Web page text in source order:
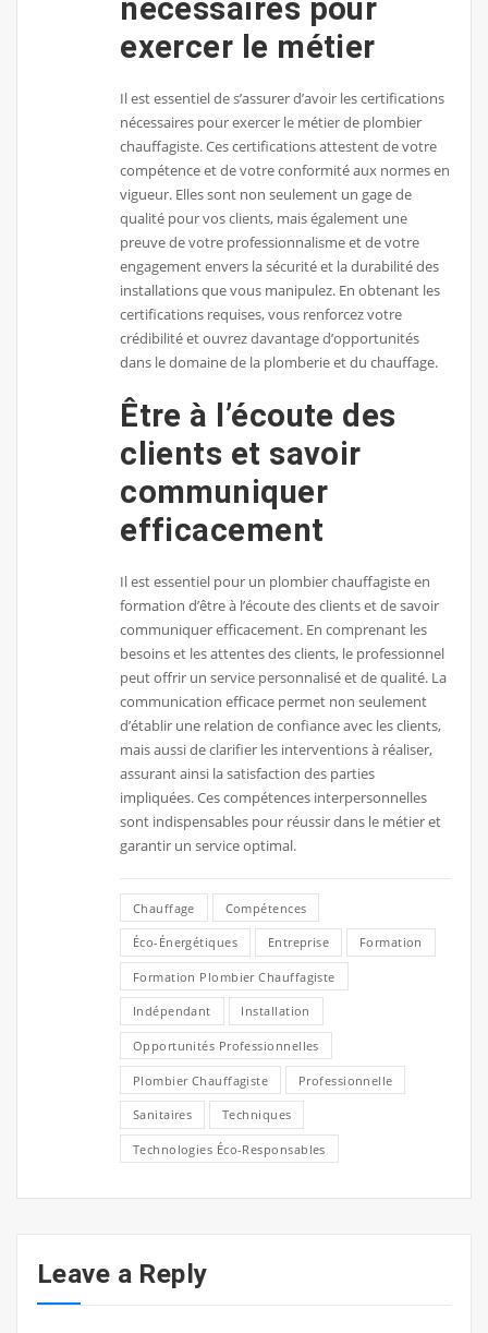
nécessaires pour
exercer le métier
Il est essentiel de s’assurer d’avoir les certifications
nécessaires pour exercer le métier de plombier
chauffagiste. Ces certifications attestent de votre
compétence et de votre conformité aux normes en
vigueur. Elles sont non seulement un gage de
qualité pour vos clients, mais également une
preuve de votre professionnalisme et de votre
engagement envers la sécurité et la durabilité des
installations que vous manipulez. En obtenant les
certifications requises, vous renforcez votre
crédibilité et ouvrez davantage d’opportunités
dans le domaine de la plomberie et du chauffage.
Être à l’écoute des
clients et savoir
communiquer
efficacement
Il est essentiel pour un plombier chauffagiste en
formation d’être à l’écoute des clients et de savoir
communiquer efficacement. En comprenant les
besoins et les attentes des clients, le professionnel
peut offrir un service personnalisé et de qualité. La
communication efficace permet non seulement
d’établir une relation de confiance avec les clients,
mais aussi de clarifier les interventions à réaliser,
assurant ainsi la satisfaction des parties
impliquées. Ces compétences interpersonnelles
sont indispensables pour réussir dans le métier et
garantir un service optimal.
Chauffage Compétences
Éco-Énergétiques Entreprise Formation
Formation Plombier Chauffagiste
Indépendant Installation
Opportunités Professionnelles
Plombier Chauffagiste Professionnelle
Sanitaires Techniques
Technologies Éco-Responsables
Leave a Reply